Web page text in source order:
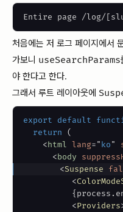
Entire page /log/[
처음에는 저 로그 페이지에서
가보니 useSearchParams
야 한다고 한다.
그래서 루트 레이아웃에
export default
return
(
<html lang="ko"
<body
<Suspense
<
{process .
<Providers